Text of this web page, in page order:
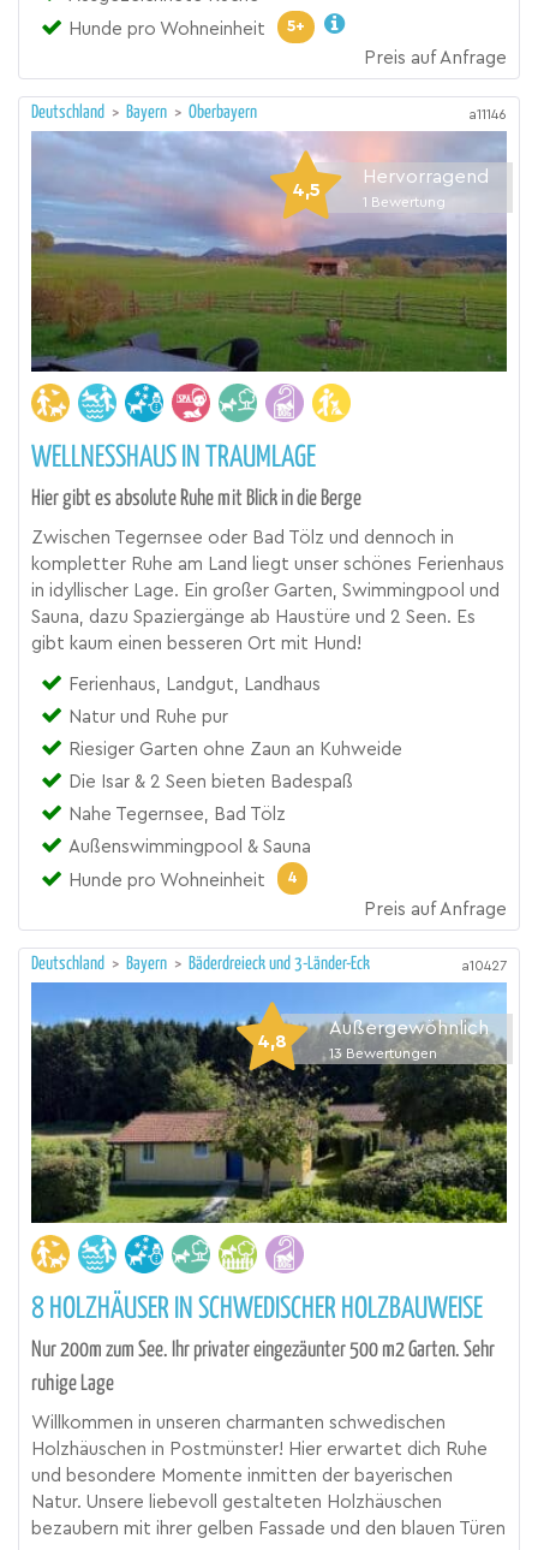
Hunde pro Wohneinheit
5+
Preis auf Anfrage
Deutschland > Bayern > Oberbayern a11146
4,5
Hervorragend
1 Bewertung
WELLNESSHAUS IN TRAUMLAGE
Hier gibt es absolute Ruhe mit Blick in die Berge
Zwischen Tegernsee oder Bad Tölz und dennoch in
kompletter Ruhe am Land liegt unser schönes Ferienhaus
in idyllischer Lage. Ein großer Garten, Swimmingpool und
Sauna, dazu Spaziergänge ab Haustüre und 2 Seen. Es
gibt kaum einen besseren Ort mit Hund!
Ferienhaus, Landgut, Landhaus
Natur und Ruhe pur
Riesiger Garten ohne Zaun an Kuhweide
Die Isar & 2 Seen bieten Badespaß
Nahe Tegernsee, Bad Tölz
Außenswimmingpool & Sauna
Hunde pro Wohneinheit
4
Preis auf Anfrage
Deutschland > Bayern > Bäderdreieck und 3-Länder-Eck a10427
4,8
Außergewöhnlich
13 Bewertungen
8 HOLZHÄUSER IN SCHWEDISCHER HOLZBAUWEISE
Nur 200m zum See. Ihr privater eingezäunter 500 m2 Garten. Sehr
ruhige Lage
Willkommen in unseren charmanten schwedischen
Holzhäuschen in Postmünster! Hier erwartet dich Ruhe
und besondere Momente inmitten der bayerischen
Natur. Unsere liebevoll gestalteten Holzhäuschen
bezaubern mit ihrer gelben Fassade und den blauen Türen